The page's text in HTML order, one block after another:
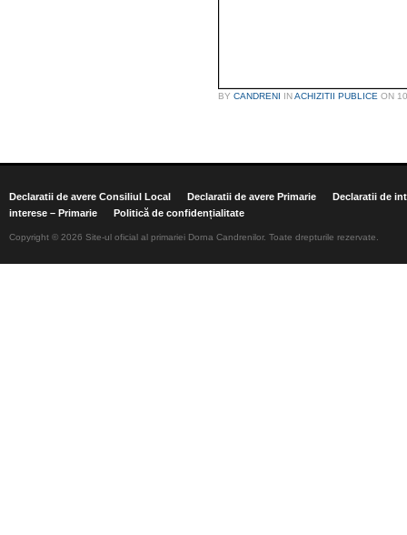
BY CANDRENI INACHIZITII PUBLICE ON
Declaratii de avere Consiliul Local Declaratii de avere Primarie
Declaratii de
interese – Primarie
Politică de confidențialitate
Copyright © 2026 Site-ul oficial al primariei Dorna Candrenilor. Toate drepturile rezervate.